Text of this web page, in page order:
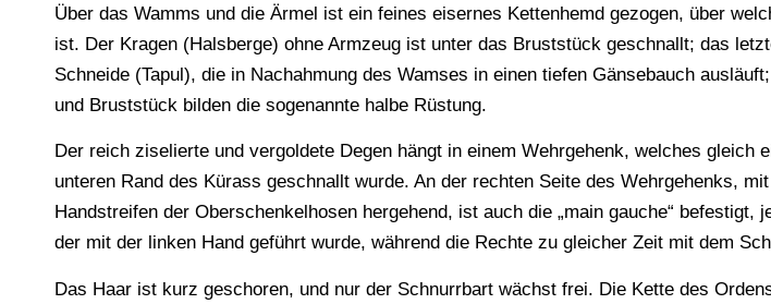
Über das Wamms und die Ärmel ist ein feines eisernes Kettenhemd gezogen, über
ist. Der Kragen (Halsberge) ohne Armzeug ist unter das Bruststück geschnallt; das
Schneide (Tapul), die in Nachahmung des Wamses in einen tiefen Gänsebauch
und Bruststück bilden die sogenannte halbe Rüstung.
Der reich ziselierte und vergoldete Degen hängt in einem Wehrgehenk, welches gleich
unteren Rand des Kürass geschnallt wurde. An der rechten Seite des Wehrgehenks,
Handstreifen der Oberschenkelhosen hergehend, ist auch die „main gauche“ befestigt,
der mit der linken Hand geführt wurde, während die Rechte zu gleicher Zeit mit dem
Das Haar ist kurz geschoren, und nur der Schnurrbart wächst frei. Die Kette des